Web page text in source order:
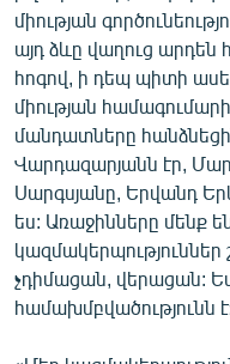
միության
այդ ձևը վաղուց արդեն
հոգով, ի դեպ պիտի
միության
մանդատները
Վարդազարյանն էր,
Սարգսյանը, Երվանդ
ես: Առաջինները մենք
չդիմացան, վերացան:
համախմբվածությունն